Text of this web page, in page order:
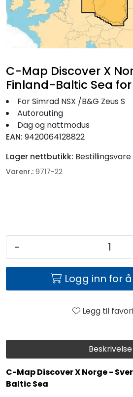
Beskrivelse
C-Map Discover X Norge -
Baltic Sea
C-Map Discover X
Finland-Baltic Sea for
For Simrad NSX /B&G Zeus S
Autorouting
Dag og nattmodus
EAN: 9420064128822
Lager nettbutikk: Bestillingsvare
Varenr.: 9717-22
-
Logg inn for
Legg til
Båtpleie/Opplag
Seil
Nyheter